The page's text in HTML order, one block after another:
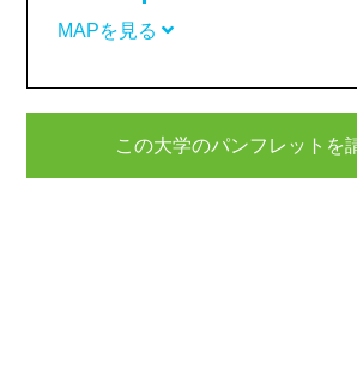
MAPを見る
この大学のパンフレットを